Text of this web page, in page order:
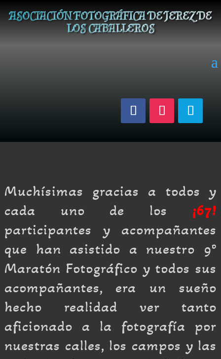
ASOCIACIÓN FOTOGRÁFICA DE JEREZ DE
LOS CABALLEROS
Muchísimas gracias a todos y
cada uno de los ¡67!
participantes y acompañantes
que han asistido a nuestro 9º
Maratón Fotográfico y todos sus
acompañantes, era un sueño
hecho realidad ver tanto
aficionado a la fotografía por
nuestras calles, los campos y las